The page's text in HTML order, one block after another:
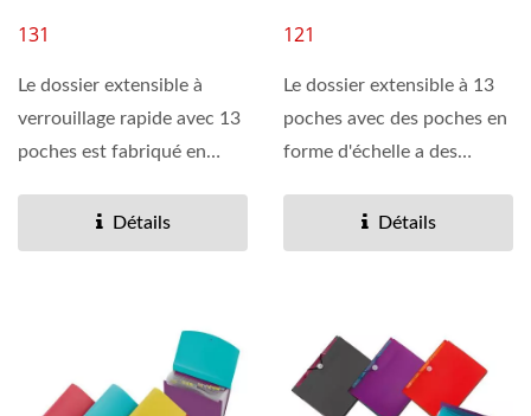
131
Le dossier extensible à
verrouillage rapide avec 13
poches est fabriqué en
Détails
121
Le dossier extensible à 13
poches avec des poches en
forme d'échelle a des
Détails